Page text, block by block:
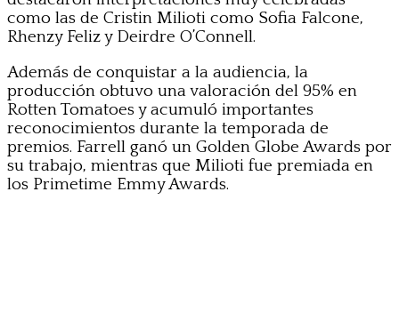
como las de Cristin Milioti como Sofia Falcone,
Rhenzy Feliz y Deirdre O’Connell.
Además de conquistar a la audiencia, la
producción obtuvo una valoración del 95% en
Rotten Tomatoes y acumuló importantes
reconocimientos durante la temporada de
premios. Farrell ganó un Golden Globe Awards por
su trabajo, mientras que Milioti fue premiada en
los Primetime Emmy Awards.